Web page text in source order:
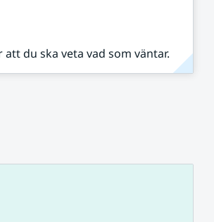
du ska veta vad som väntar.